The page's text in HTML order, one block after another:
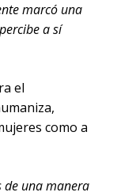
marcó una
a sí
el
como a
de una manera